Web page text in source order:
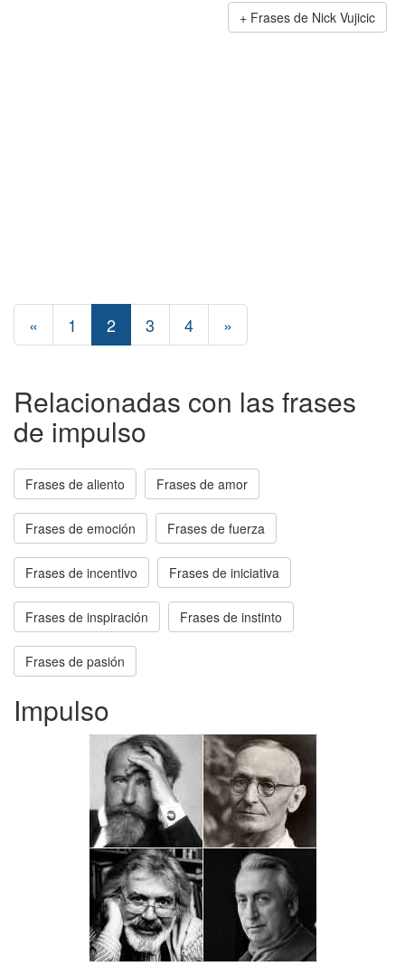
Frases de Nick Vujicic
« 1 2 3 4 »
Relacionadas con las frases
de impulso
Frases de aliento Frases de amor
Frases de emoción Frases de fuerza
Frases de incentivo Frases de iniciativa
Frases de inspiración Frases de instinto
Frases de pasión
Impulso